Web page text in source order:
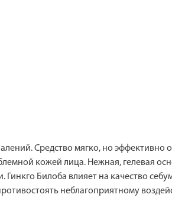
Средство мягко, но эффективно
кожей лица. Нежная, гелевая
Билоба влияет на качество
неблагоприятному